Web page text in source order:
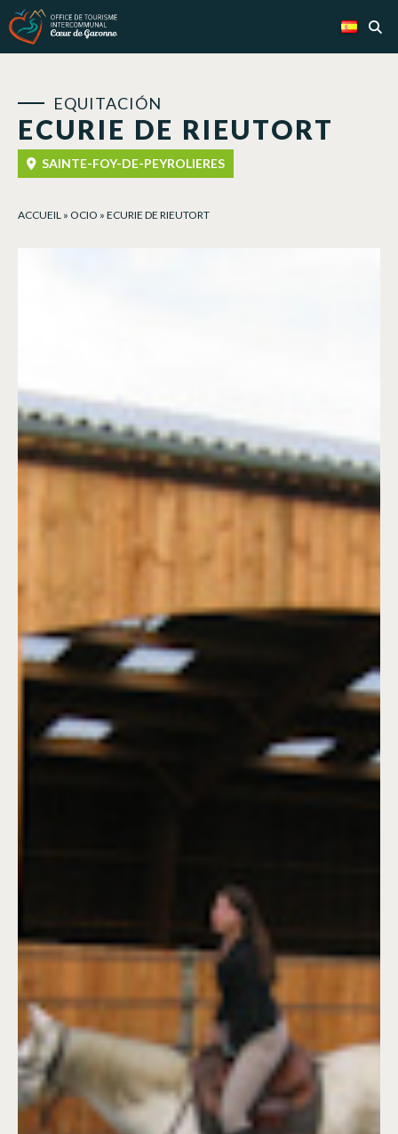
ECURIE DE RIEUTORT
EQUITACIÓN
SAINTE-FOY-DE-PEYROLIERES
ACCUEIL » OCIO » ECURIE DE RIEUTORT
Panel de gestión de cookies